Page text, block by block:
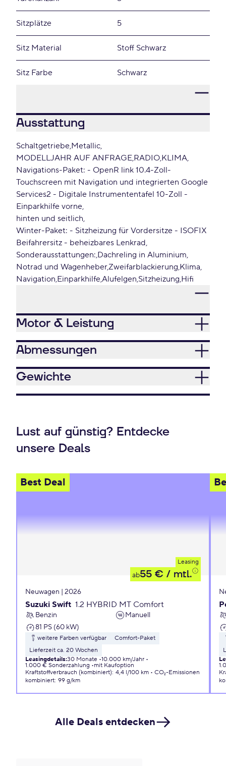
Sitzplätze 5
Sitz Material Stoff Schwarz
Sitz Farbe Schwarz
Ausstattung
Schaltgetriebe Metallic
MODELLJAHR AUF ANFRAGE RADIO KLIMA
Navigations-Paket: - OpenR link 10.4-Zoll-
Touchscreen mit Navigation und integrierten Google
Services2 - Digitale Instrumententafel 10-Zoll -
Einparkhilfe vorne
hinten und seitlich
Winter-Paket: - Sitzheizung für Vordersitze - ISOFIX
Beifahrersitz - beheizbares Lenkrad
Sonderausstattungen: Dachreling in Aluminium
Notrad und WagenheberZweifarblackierung Klima
Navigation EinparkhilfeAlufelgen Sitzheizung Hifi
Motor & Leistung
Abmessungen
Gewichte
Lust auf günstig? Entdecke
unsere Deals
Best Deal
Leasing
ab55 € / mtl.
Neuwagen | 2026
Suzuki Swift 1.2 HYBRID MT Comfort
Benzin
Manuell
81 PS (60 kW)
weitere Farben verfügbar
Comfort-Paket
Lieferzeit ca. 20 Wochen
Leasingdetails:30 Monate 10.000 km/Jahr
1.000 € Sonderzahlung
mit Kaufoption
Kraftstoffverbrauch (kombiniert): 4,4 l/100 km
CO₂-Emissionen
kombiniert: 99 g/km
Alle Deals entdecken